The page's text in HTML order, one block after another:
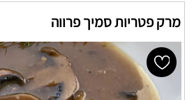
מרק פטריות סמיך פרווה